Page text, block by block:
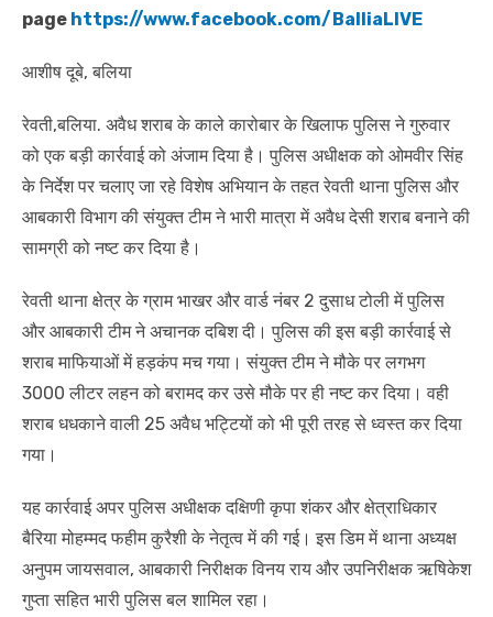
page https://www.facebook.com/BalliaLIVE
आशीष दूबे, बलिया
रेवती,बलिया. अवैध शराब के काले कारोबार के खिलाफ पुलिस ने गुरुवार
को एक बड़ी कार्रवाई को अंजाम दिया है। पुलिस अधीक्षक को ओमवीर सिंह
के निर्देश पर चलाए जा रहे विशेष अभियान के तहत रेवती थाना पुलिस और
आबकारी विभाग की संयुक्त टीम ने भारी मात्रा में अवैध देसी शराब बनाने की
सामग्री को नष्ट कर दिया है।
रेवती थाना क्षेत्र के ग्राम भाखर और वार्ड नंबर 2 दुसाध टोली में पुलिस
और आबकारी टीम ने अचानक दबिश दी। पुलिस की इस बड़ी कार्रवाई से
शराब माफियाओं में हड़कंप मच गया। संयुक्त टीम ने मौके पर लगभग
3000 लीटर लहन को बरामद कर उसे मौके पर ही नष्ट कर दिया। वही
शराब धधकाने वाली 25 अवैध भट्टियों को भी पूरी तरह से ध्वस्त कर दिया
गया।
यह कार्रवाई अपर पुलिस अधीक्षक दक्षिणी कृपा शंकर और क्षेत्राधिकार
बैरिया मोहम्मद फहीम कुरैशी के नेतृत्व में की गई। इस डिम में थाना अध्यक्ष
अनुपम जायसवाल, आबकारी निरीक्षक विनय राय और उपनिरीक्षक ऋषिकेश
गुप्ता सहित भारी पुलिस बल शामिल रहा।